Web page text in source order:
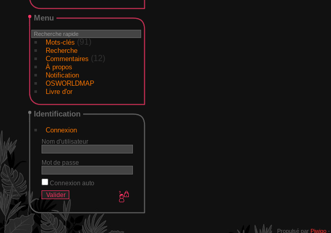
Menu
Mots-clés (91)
Recherche
Commentaires (12)
À propos
Notification
OSWORLDMAP
Livre d'or
Identification
Connexion
Nom d'utilisateur
Mot de passe
Connexion auto
Propulsé par Piwigo -